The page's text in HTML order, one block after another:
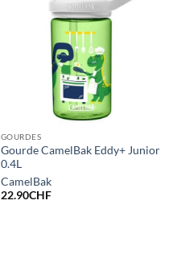
GOURDES
Gourde CamelBak Eddy+ Junior
0.4L
CamelBak
22.90CHF